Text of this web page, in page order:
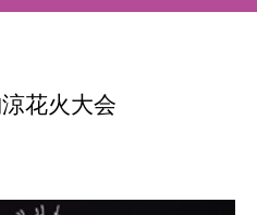
花火大会